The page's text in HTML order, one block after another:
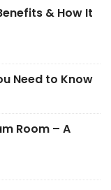
& How It
Need to Know
Room – A